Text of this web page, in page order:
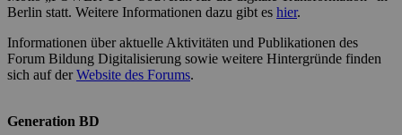
Berlin statt. Weitere Informationen dazu gibt es hier.
Informationen über aktuelle Aktivitäten und Publikationen des
Forum Bildung Digitalisierung sowie weitere Hintergründe finden
sich auf derWebsite des Forums.
Generation BD